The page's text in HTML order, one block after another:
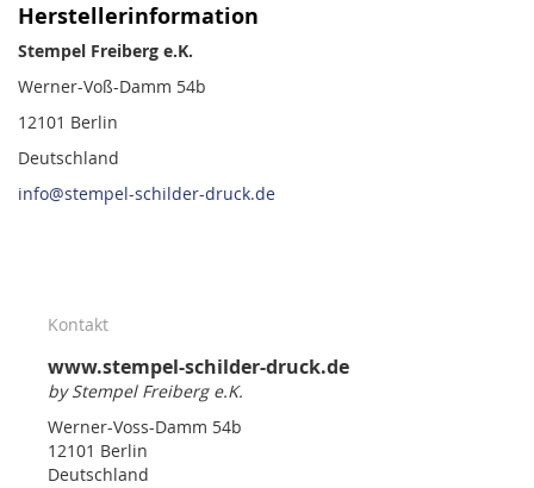
Herstellerinformation
Stempel Freiberg e.K.
Werner-Voß-Damm 54b
12101 Berlin
Deutschland
info@stempel-schilder-druck.de
Kontakt
www.stempel-schilder-druck.de
by Stempel Freiberg e.K.
Werner-Voss-Damm 54b
12101 Berlin
Deutschland